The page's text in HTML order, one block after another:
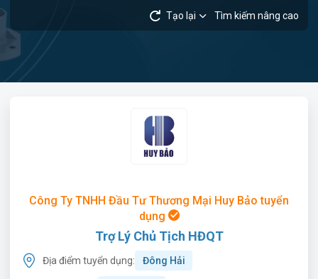
Tạo lại Tìm kiếm nâng cao
Công Ty TNHH Đầu Tư Thương Mại Huy Bảo tuyển
dụng
Trợ Lý Chủ Tịch HĐQT
Địa điểm tuyển dụng: Đông Hải